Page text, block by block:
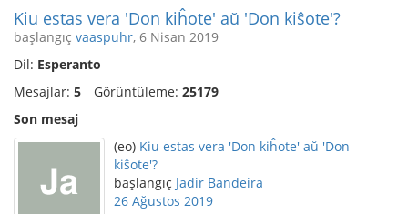
Kiu estas vera 'Don kiĥote' aŭ 'Don kiŝote'?
başlangıç vaaspuhr, 6 Nisan 2019
Dil: Esperanto
Mesajlar: 5 Görüntüleme: 25179
Son mesaj
(eo) Kiu estas vera 'Don kiĥote' aŭ 'Don
kiŝote'?
başlangıç Jadir Bandeira
26 Ağustos 2019